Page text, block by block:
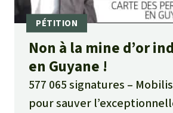
Non à la mine d’or
en Guyane !
577 065 signatures
pour sauver